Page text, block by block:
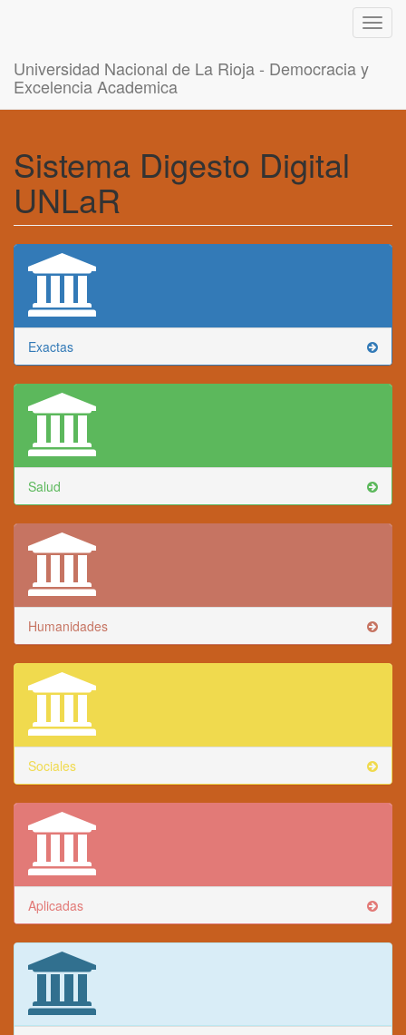
Universidad Nacional de La Rioja - Democracia y
Excelencia Academica
Sistema Digesto Digital
UNLaR
Exactas
Salud
Humanidades
Sociales
Aplicadas